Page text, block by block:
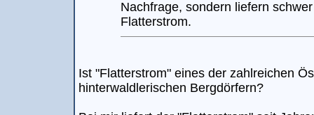
Nachfrage, sondern liefern
Flatterstrom.
Ist "Flatterstrom" eines der zahlreichen
hinterwaldlerischen Bergdörfern?